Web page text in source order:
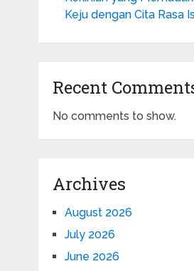
Keju dengan Cita Rasa
Recent
No comments to show.
Archives
August 2026
July 2026
June 2026